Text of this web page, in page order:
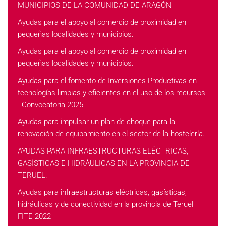
MUNICIPIOS DE LA COMUNIDAD DE ARAGÓN
Ayudas para el apoyo al comercio de proximidad en
pequeñas localidades y municipios.
Ayudas para el apoyo al comercio de proximidad en
pequeñas localidades y municipios.
Ayudas para el fomento de Inversiones Productivas en
tecnologías limpias y eficientes en el uso de los recursos
- Convocatoria 2025.
Ayudas para impulsar un plan de choque para la
renovación de equipamiento en el sector de la hostelería.
AYUDAS PARA INFRAESTRUCTURAS ELÉCTRICAS,
GASÍSTICAS E HIDRÁULICAS EN LA PROVINCIA DE
TERUEL.
Ayudas para infraestructuras eléctricas, gasísticas,
hidráulicas y de conectividad en la provincia de Teruel
FITE 2022